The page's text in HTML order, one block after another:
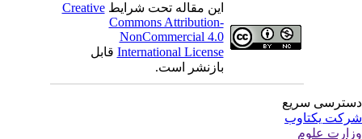
این مقاله تحت شرایطCreative
Commons Attribution-
NonCommercial 4.0
International Licenseقابل
بازنشر است.
سریع
یکتاوب
علوم